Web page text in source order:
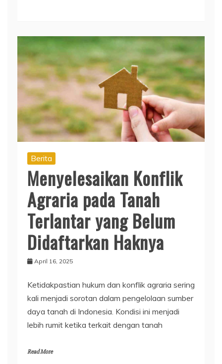
Berita
Menyelesaikan Konflik
Agraria pada Tanah
Terlantar yang Belum
Didaftarkan Haknya
April 16, 2025
Ketidakpastian hukum dan konflik agraria sering
kali menjadi sorotan dalam pengelolaan sumber
daya tanah di Indonesia. Kondisi ini menjadi
lebih rumit ketika terkait dengan tanah
Read More